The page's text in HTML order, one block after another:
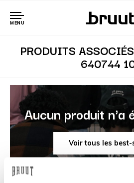
MENU
PRODUITS
640744
Aucun produit n'a
Voir tous les best-